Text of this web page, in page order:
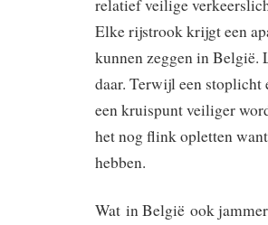
relatief veilige
Elke rijstrook krijgt een
kunnen zeggen in België.
daar. Terwijl een stoplicht
een kruispunt veiliger
het nog flink opletten
hebben.
Wat in België ook